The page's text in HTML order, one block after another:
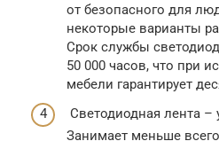
от безопасного для
некоторые варианты
Срок службы
50 000 часов, что при
мебели гарантирует
Светодиодная лента –
Занимает меньше